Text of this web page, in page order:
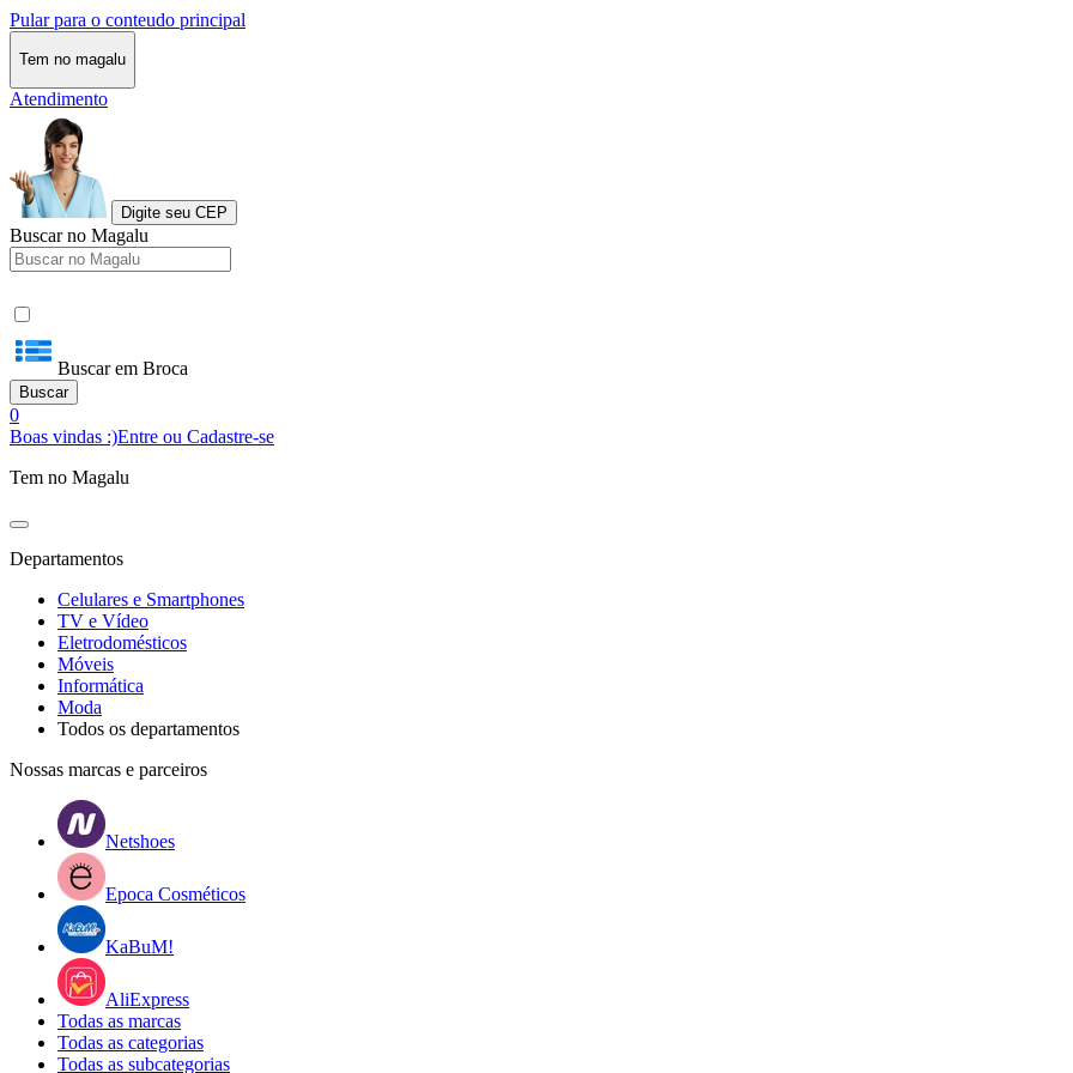
Pular para o conteudo principal
Tem no magalu
Atendimento
Digite seu CEP
Buscar no Magalu
Buscar em Broca
Buscar
0
Boas vindas :)Entre ou Cadastre-se
Tem no Magalu
Departamentos
Celulares e Smartphones
TV e Vídeo
Eletrodomésticos
Móveis
Informática
Moda
Todos os departamentos
Nossas marcas e parceiros
Netshoes
Epoca Cosméticos
KaBuM!
AliExpress
Todas as marcas
Todas as categorias
Todas as subcategorias